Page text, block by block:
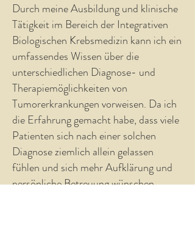
Durch meine Ausbildung und klinische
Tätigkeit im Bereich der Integrativen
Biologischen Krebsmedizin kann ich ein
umfassendes Wissen über die
unterschiedlichen Diagnose- und
Therapiemöglichkeiten von
Tumorerkrankungen vorweisen. Da ich
die Erfahrung gemacht habe, dass viele
Patienten sich nach einer solchen
Diagnose ziemlich allein gelassen
fühlen und sich mehr Aufklärung und
persönliche Betreuung wünschen,